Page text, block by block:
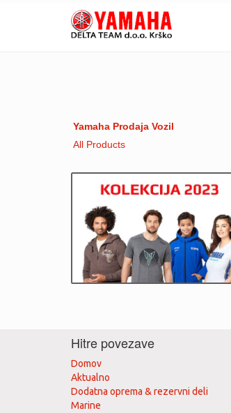
Yamaha Prodaja Vozil
All Products
Hitre povezave
Domov
Aktualno
Dodatna oprema & rezervni deli
Marine